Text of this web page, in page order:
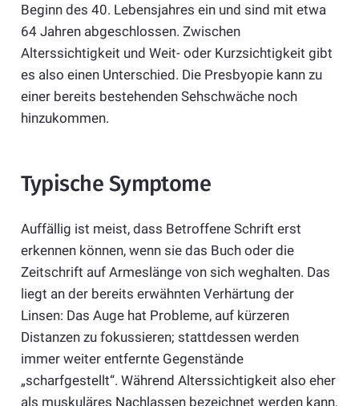
Beginn des 40. Lebensjahres ein und sind mit etwa
64 Jahren abgeschlossen. Zwischen
Alterssichtigkeit und Weit- oder Kurzsichtigkeit gibt
es also einen Unterschied. Die Presbyopie kann zu
einer bereits bestehenden Sehschwäche noch
hinzukommen.
Typische Symptome
Auffällig ist meist, dass Betroffene Schrift erst
erkennen können, wenn sie das Buch oder die
Zeitschrift auf Armeslänge von sich weghalten. Das
liegt an der bereits erwähnten Verhärtung der
Linsen: Das Auge hat Probleme, auf kürzeren
Distanzen zu fokussieren; stattdessen werden
immer weiter entfernte Gegenstände
„scharfgestellt“. Während Alterssichtigkeit also eher
als muskuläres Nachlassen bezeichnet werden kann,